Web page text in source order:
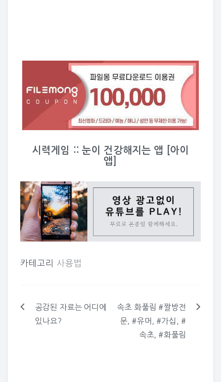
시력게임 :: 눈이 건강해지는 앱 [아이
앱]
카테고리 사용법
글
공감된 자료는 어디에
있나요?
속초 화풀림 #짤방전
문, #유머, #가십, #
속초, #화풀림